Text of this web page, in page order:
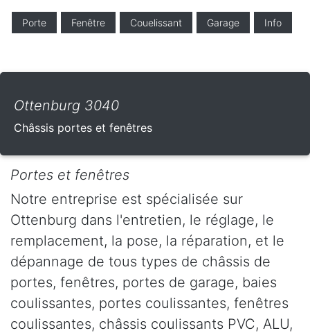
Porte Fenêtre Couelissant Garage Info
Ottenburg 3040
Châssis portes et fenêtres
Portes et fenêtres
Notre entreprise est spécialisée sur
Ottenburg dans l'entretien, le réglage, le
remplacement, la pose, la réparation, et le
dépannage de tous types de châssis de
portes, fenêtres, portes de garage, baies
coulissantes, portes coulissantes, fenêtres
coulissantes, châssis coulissants PVC, ALU,